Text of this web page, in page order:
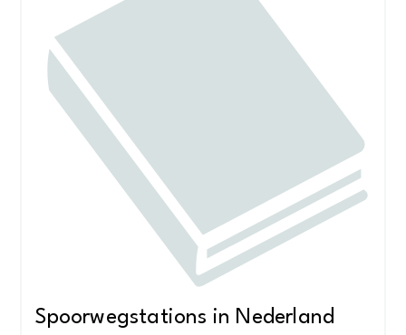
Spoorwegstations in Nederland